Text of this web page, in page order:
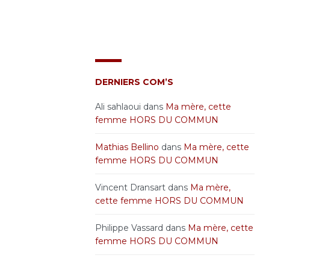
DERNIERS COM’S
Ali sahlaoui dans Ma mère, cette
femme HORS DU COMMUN
Mathias Bellino dans Ma mère, cette
femme HORS DU COMMUN
Vincent Dransartdans Ma mère,
cette femme HORS DU COMMUN
Philippe Vassard dans Ma mère, cette
femme HORS DU COMMUN